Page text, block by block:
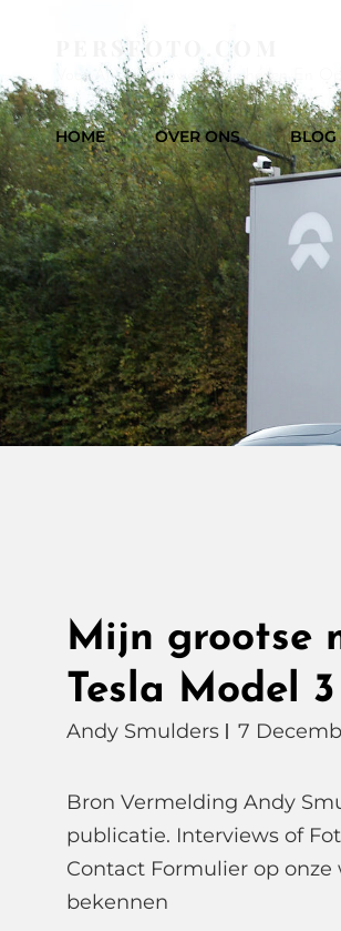
PERSFOTO.COM
Voor Al Uw Fotowerkzaamheden En
HOME OVER ONS BLOG
Mijn grootse
Tesla Model 3
Andy Smulders 7
Bron Vermelding Andy
publicatie. Interviews of
Contact Formulier op
bekennen